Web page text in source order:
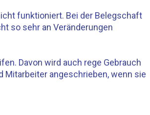
funktioniert. Bei der Belegschaft
so sehr an Veränderungen
Davon wird auch rege Gebrauch
angeschrieben, wenn sie